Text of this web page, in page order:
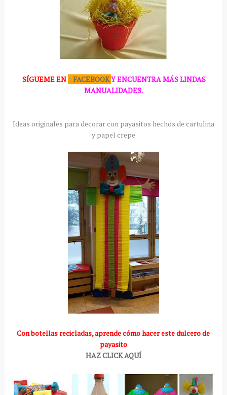
SÍGUEMEEN :FACEBOOKY ENCUENTRA MÁS LINDAS
MANUALIDADES.
Ideas originales para decorar con payasitos hechos de cartulina
y papel crepe
Con botellas recicladas, aprende cómo hacer este dulcero de
payasito
HAZ CLICK AQUÍ